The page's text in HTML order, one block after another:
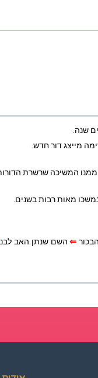
שנה.
מייצג דור חדש.
ממנו המשיכה שרשרת
מאות רבות בשנים.
⇐השם שנתן האב